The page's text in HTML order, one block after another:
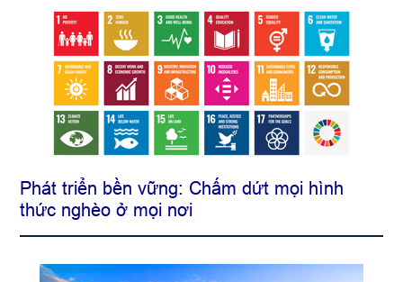
Phát triển bền vững: Chấm dứt mọi hình
thức nghèo ở mọi nơi